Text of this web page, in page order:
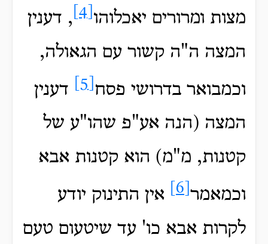
מצות ומרורים יאכלוהו
, דענין
המצה ה"ה קשור עם הגאולה,
וכמבואר בדרושי פסח
דענין
המצה (הנה אע"פ שהו"ע של
קטנות, מ"מ) הוא קטנות אבא
וכמאמר
אין התינוק יודע
לקרות אבא כו' עד שיטעום טעם